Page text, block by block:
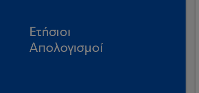
Ετήσιοι
Απολογισμοί